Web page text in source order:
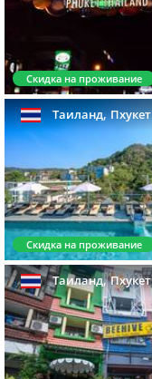
Скидка на проживание
Таиланд,Пхукет
Скидка на проживание
Таиланд,Пхукет